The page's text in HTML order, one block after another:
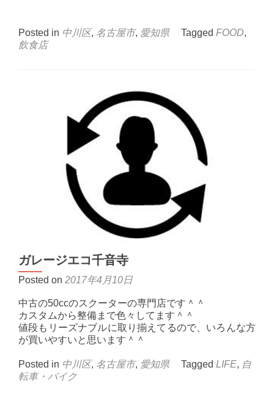
Posted in 中川区, 名古屋市, 愛知県 Tagged FOOD,
飲食店
ガレージエコ千音寺
Posted on 2017年4月10日
中古の50ccのスクーターの専門店です＾＾
カスタムから整備まで色々してます＾＾
値段もリーズナブルに取り揃えてるので、いろんな方
が買いやすいと思います＾＾
Posted in 中川区, 名古屋市, 愛知県 Tagged LIFE, 自
転車・バイク